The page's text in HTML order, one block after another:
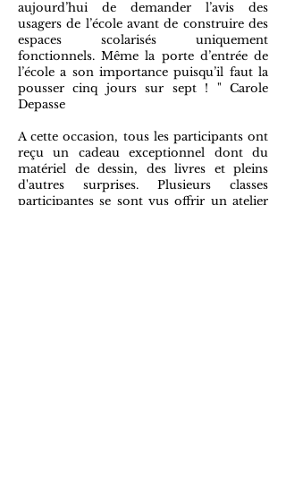
aujourd’hui de demander l’avis des
usagers de l’école avant de construire des
espaces scolarisés uniquement
fonctionnels. Même la porte d’entrée de
l’école a son importance puisqu’il faut la
pousser cinq jours sur sept ! " Carole
Depasse
A cette occasion, tous les participants ont
reçu un cadeau exceptionnel dont du
matériel de dessin, des livres et pleins
d'autres surprises. Plusieurs classes
participantes se sont vus offrir un atelier